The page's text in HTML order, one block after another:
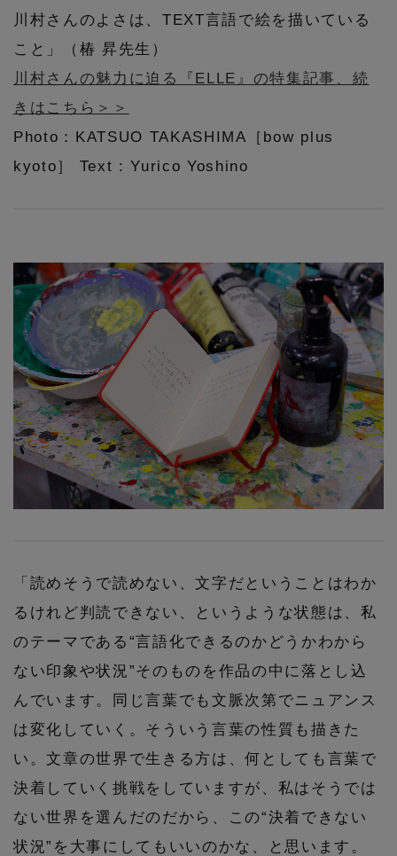
【エディターズ・エッセンシャル】
ベーシックとトレンドが交差する16の名品
Stay inthe Loop
川村さんのよさは、TEXT言語で絵を描いている
こと」（椿 昇先生）
川村さんの魅力に迫る『ELLE』の特集記事、続
きはこちら＞＞
Photo：KATSUO TAKASHIMA［bow plus
kyoto］ Text : Yurico Yoshino
「読めそうで読めない、文字だということはわか
るけれど判読できない、というような状態は、私
のテーマである“言語化できるのかどうかわから
ない印象や状況”そのものを作品の中に落とし込
んでいます。同じ言葉でも文脈次第でニュアンス
は変化していく。そういう言葉の性質も描きた
い。文章の世界で生きる方は、何としても言葉で
決着していく挑戦をしていますが、私はそうでは
ない世界を選んだのだから、この“決着できない
状況”を大事にしてもいいのかな、と思います。